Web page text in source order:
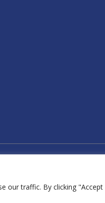
our traffic. By clicking "Accept